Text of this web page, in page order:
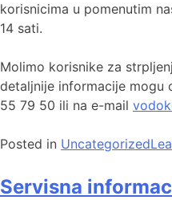
korisnicima u pomenutim
14 sati.
Molimo korisnike za
detaljnije informacije
55 79 50 ili na e-mail
Posted in Uncategorized
Servisna